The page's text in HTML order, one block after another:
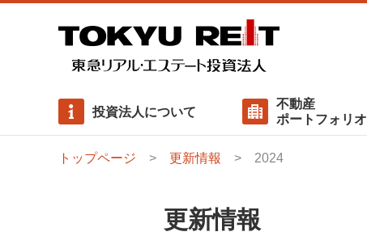
投資法人について
執行役員ご挨拶
不動産
ポートフォリオ
物件一覧
有利子負債一覧
ニュースリリース
基本方針
サステナビリティに対する考え方
社会（Social）/ 社会配慮への取り組み
トップページ 更新情報 2024
更新情報